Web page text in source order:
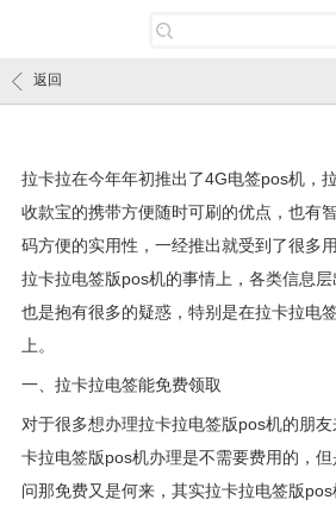
返回
拉卡拉在今年年初推出了4G电签pos机，
收款宝的携带方便随时可刷的优点，也有
码方便的实用性，一经推出就受到了很多
拉卡拉电签版pos机的事情上，各类信息
也是抱有很多的疑惑，特别是在拉卡拉电
上。
一、拉卡拉电签能免费领取
对于很多想办理拉卡拉电签版pos机的朋
卡拉电签版pos机办理是不需要费用的，
问那免费又是何来，其实拉卡拉电签版